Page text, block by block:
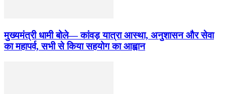
मुख्यमंत्री धामी बोले— कांवड़ यात्रा आस्था, अनुशासन और सेवा
का महापर्व, सभी से किया सहयोग का आह्वान